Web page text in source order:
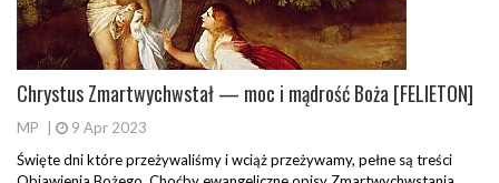
Chrystus Zmartwychwstał — moc i mądrość Boża [FELIETON]
MP
9 Apr 2023
Święte dni które przeżywaliśmy i wciąż przeżywamy, pełne są treści